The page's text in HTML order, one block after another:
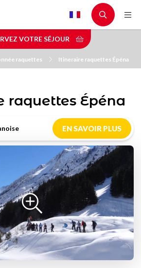
VOTRE SÉJOUR
raquettes Itineraire raquettes Épéna
raquettes Épéna
EN SAVOIR PLUS